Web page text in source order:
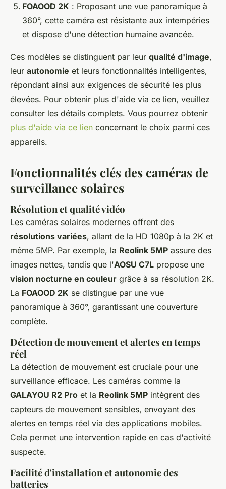
FOAOOD 2K : Proposant une vue panoramique à
360°, cette caméra est résistante aux intempéries
et dispose d'une détection humaine avancée.
Ces modèles se distinguent par leur qualité d'image,
leur autonomie et leurs fonctionnalités intelligentes,
répondant ainsi aux exigences de sécurité les plus
élevées. Pour obtenir plus d'aide via ce lien, veuillez
consulter les détails complets. Vous pourrez obtenir
plus d'aide via ce lien concernant le choix parmi ces
appareils.
Fonctionnalités clés des caméras de
surveillance solaires
Résolution et qualité vidéo
Les caméras solaires modernes offrent des
résolutions variées, allant de la HD 1080p à la 2K et
même 5MP. Par exemple, la Reolink 5MP assure des
images nettes, tandis que l'AOSU C7L propose une
vision nocturne en couleur grâce à sa résolution 2K.
La FOAOOD 2K se distingue par une vue
panoramique à 360°, garantissant une couverture
complète.
Détection de mouvement et alertes en temps
réel
La détection de mouvement est cruciale pour une
surveillance efficace. Les caméras comme la
GALAYOU R2 Pro et la Reolink 5MP intègrent des
capteurs de mouvement sensibles, envoyant des
alertes en temps réel via des applications mobiles.
Cela permet une intervention rapide en cas d'activité
suspecte.
Facilité d'installation et autonomie des
batteries